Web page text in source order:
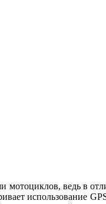
ведь в
использование